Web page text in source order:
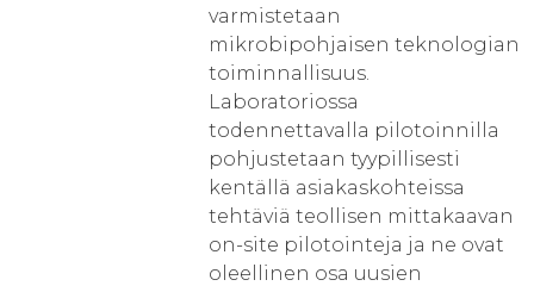
varmistetaan
mikrobipohjaisen teknologian
toiminnallisuus.
Laboratoriossa
todennettavalla pilotoinnilla
pohjustetaan tyypillisesti
kentällä asiakaskohteissa
tehtäviä teollisen mittakaavan
on-site pilotointeja ja ne ovat
oleellinen osa uusien